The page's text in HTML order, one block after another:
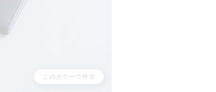
このカラーで作る